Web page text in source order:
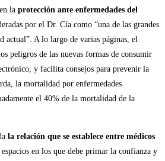
la protección ante enfermedades del
por el Dr. Cía como “una de las grandes
actual”. A lo largo de varias páginas, el
peligros de las nuevas formas de consumir
y facilita consejos para prevenir la
la mortalidad por enfermedades
el 40% de la mortalidad de la
la relación que se establece entre médicos
espacios en los que debe primar la confianza y